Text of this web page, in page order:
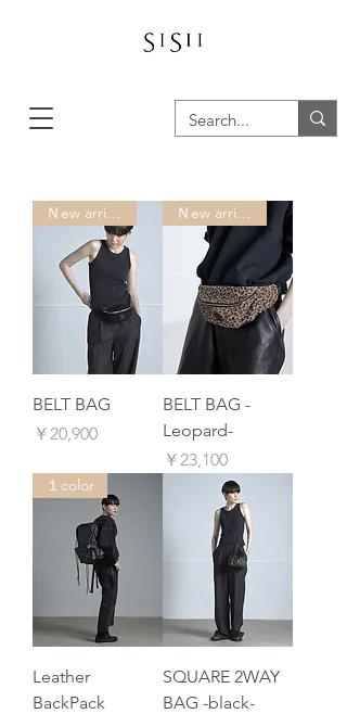
Ｎew arrivals
BELT BAG
価格
￥20,900
Ｎew arrivals
BELT BAG -
Leopard-
価格
￥23,100
１color
Leather
BackPack
SQUARE 2WAY
BAG -black-